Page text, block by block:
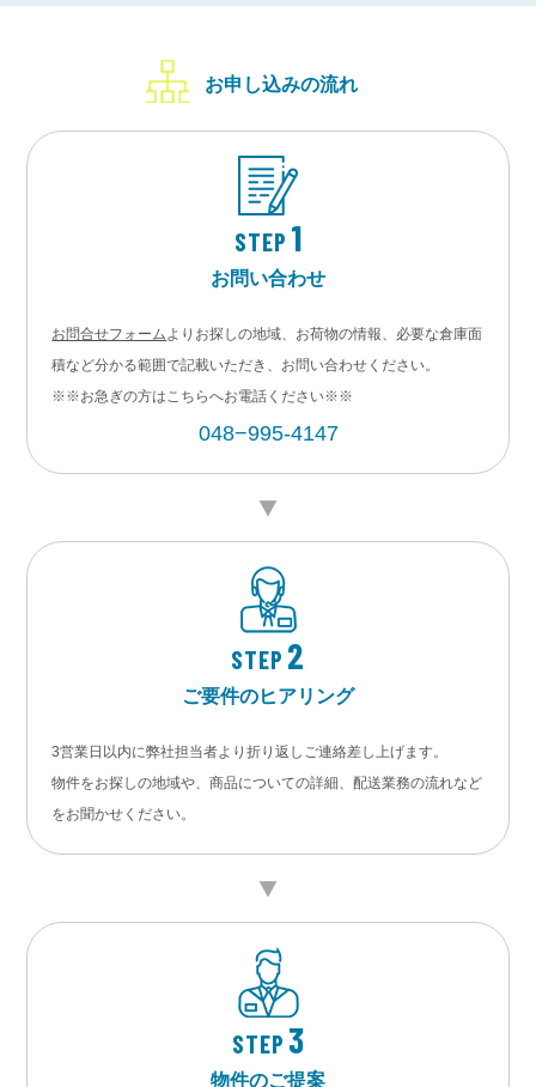
お申し込みの流れ
STEP 1
お問い合わせ
お問合せフォーム よりお探しの地域、お荷物の情報、必要な倉庫面
積など分かる範囲で記載いただき、お問い合わせください。
※※お急ぎの方はこちらへお電話ください※※
048−995-4147
STEP 2
ご要件のヒアリング
3営業日以内に弊社担当者より折り返しご連絡差し上げます。
物件をお探しの地域や、商品についての詳細、配送業務の流れなど
をお聞かせください。
STEP 3
物件のご提案